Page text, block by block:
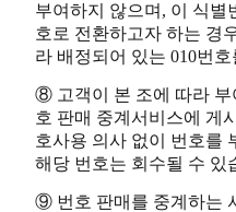
부여하지 않으며, 이 식별
호로 전환하고자 하는 경
라 배정되어 있는 010번
⑧ 고객이 본 조에 따라 부
호 판매 중계서비스에 게
호사용 의사 없이 번호를
해당 번호는 회수될 수 있
⑨ 번호 판매를 중계하는